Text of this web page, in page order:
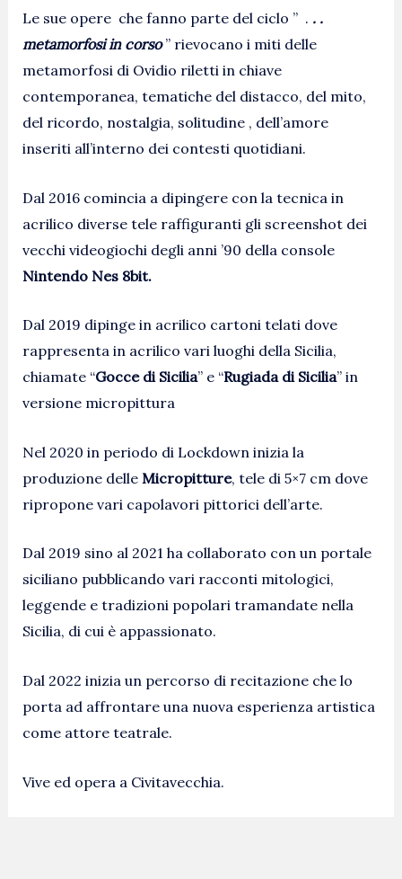
Le sue opere che fanno parte del ciclo ” . . .
metamorfosi in corso ” rievocano i miti delle
metamorfosi di Ovidio riletti in chiave
contemporanea, tematiche del distacco, del mito,
del ricordo, nostalgia, solitudine , dell’amore
inseriti all’interno dei contesti quotidiani.
Dal 2016 comincia a dipingere con la tecnica in
acrilico diverse tele raffiguranti gli screenshot dei
vecchi videogiochi degli anni ’90 della console
Nintendo Nes 8bit.
Dal 2019 dipinge in acrilico cartoni telati dove
rappresenta in acrilico vari luoghi della Sicilia,
chiamate “Gocce di Sicilia” e “Rugiada di Sicilia” in
versione micropittura
Nel 2020 in periodo di Lockdown inizia la
produzione delle Micropitture, tele di 5×7 cm dove
ripropone vari capolavori pittorici dell’arte.
Dal 2019 sino al 2021 ha collaborato con un portale
siciliano pubblicando vari racconti mitologici,
leggende e tradizioni popolari tramandate nella
Sicilia, di cui è appassionato.
Dal 2022 inizia un percorso di recitazione che lo
porta ad affrontare una nuova esperienza artistica
come attore teatrale.
Vive ed opera a Civitavecchia.